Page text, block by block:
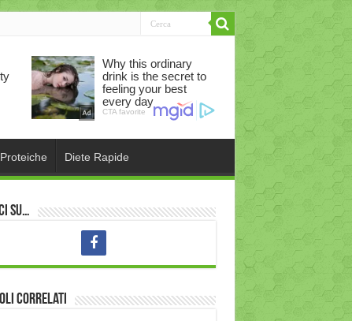
Diete Rapide
su…
correlati